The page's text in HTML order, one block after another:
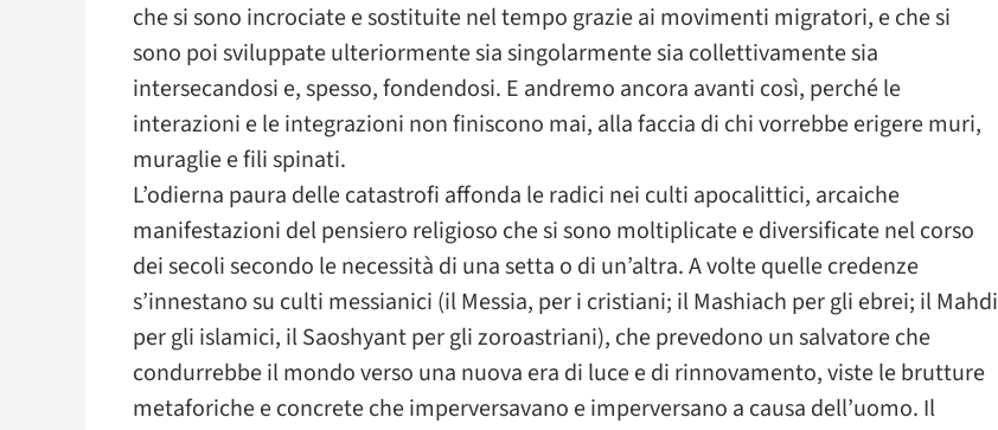
che si sono incrociate e sostituite nel tempo grazie ai movimenti migratori, e che si
sono poi sviluppate ulteriormente sia singolarmente sia collettivamente sia
intersecandosi e, spesso, fondendosi. E andremo ancora avanti così, perché le
interazioni e le integrazioni non finiscono mai, alla faccia di chi vorrebbe erigere muri,
muraglie e fili spinati.
L’odierna paura delle catastrofi affonda le radici nei culti apocalittici, arcaiche
manifestazioni del pensiero religioso che si sono moltiplicate e diversificate nel corso
dei secoli secondo le necessità di una setta o di un’altra. A volte quelle credenze
s’innestano su culti messianici (il Messia, per i cristiani; il Mashiach per gli ebrei; il Mahdi
per gli islamici, il Saoshyant per gli zoroastriani), che prevedono un salvatore che
condurrebbe il mondo verso una nuova era di luce e di rinnovamento, viste le brutture
metaforiche e concrete che imperversavano e imperversano a causa dell’uomo. Il